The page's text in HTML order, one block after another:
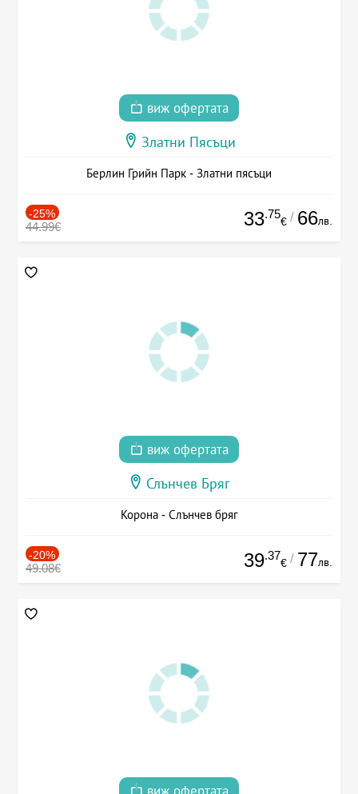
виж офертата
Златни Пясъци
Берлин Грийн Парк - Златни пясъци
-25%
44.99€ 33.75
€ / 66лв.
виж офертата
Слънчев Бряг
Корона - Слънчев бряг
-20%
49.08€ 39.37
€ / 77лв.
виж офертата